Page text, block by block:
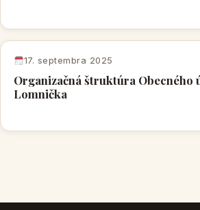
17. septembra 2025
Organizačná štruktúra Obecného
Lomnička